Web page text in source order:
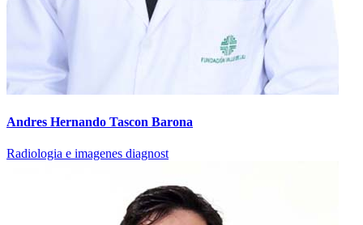
Andres Hernando Tascon Barona
Radiologia e imagenes diagnost